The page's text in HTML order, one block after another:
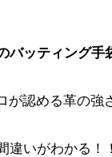
バッティング手
が認める革の強
違いがわかる！